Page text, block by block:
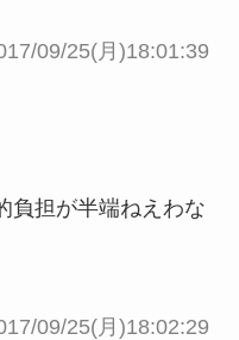
09/25(月)18:01:39
負担が半端ねえわな
09/25(月)18:02:29